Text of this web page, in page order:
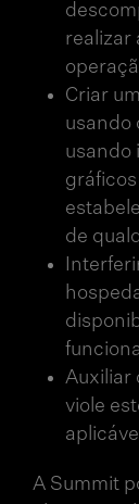
realizar
Criar
usando
usando
de
Auxiliar
viole
A Summit